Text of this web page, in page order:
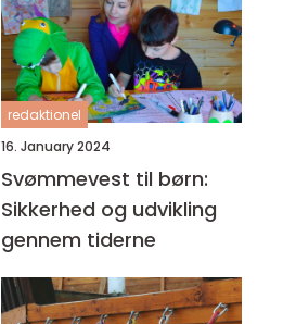
redaktionel
16. January 2024
Svømmevest til børn:
Sikkerhed og udvikling
gennem tiderne